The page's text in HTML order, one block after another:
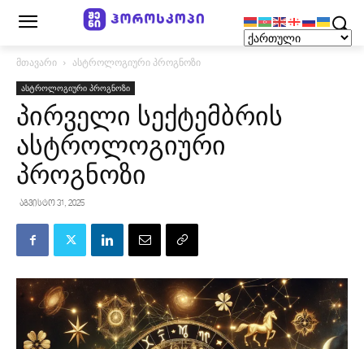
მთავარი ასტროლოგიური პროგნოზი
ასტროლოგიური პროგნოზი
პირველი სექტემბრის
ასტროლოგიური
პროგნოზი
აგვისტო 31, 2025